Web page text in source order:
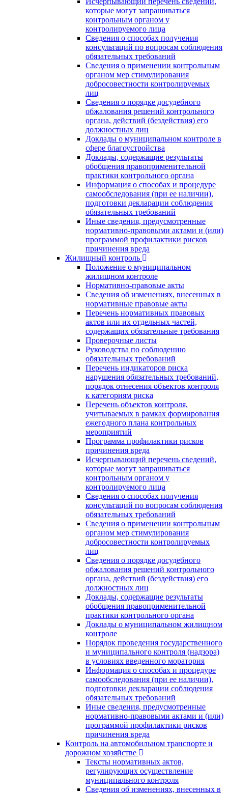
которые могут запрашиваться
контрольным органом у
контролируемого лица
Сведения о способах получения
консультаций по вопросам соблюдения
обязательных требований
Сведения о применении контрольным
органом мер стимулирования
добросовестности контролируемых
лиц
Сведения о порядке досудебного
обжалования решений контрольного
органа, действий (бездействия) его
должностных лиц
Доклады о муниципальном контроле в
сфере благоустройства
Доклады, содержащие результаты
обобщения правоприменительной
практики контрольного органа
Информация о способах и процедуре
самообследования (при ее наличии),
подготовки декларации соблюдения
обязательных требований
Иные сведения, предусмотренные
нормативно-правовыми актами и (или)
программой профилактики рисков
причинения вреда
Жилищный контроль
Положение о муниципальном
жилищном контроле
Нормативно-правовые акты
Сведения об изменениях, внесенных в
нормативные правовые акты
Перечень нормативных правовых
актов или их отдельных частей,
содержащих обязательные требования
Проверочные листы
Руководства по соблюдению
обязательных требований
Перечень индикаторов риска
нарушения обязательных требований,
порядок отнесения объектов контроля
к категориям риска
Перечень объектов контроля,
учитываемых в рамках формирования
ежегодного плана контрольных
мероприятий
Программа профилактики рисков
причинения вреда
Исчерпывающий перечень сведений,
которые могут запрашиваться
контрольным органом у
контролируемого лица
Сведения о способах получения
консультаций по вопросам соблюдения
обязательных требований
Сведения о применении контрольным
органом мер стимулирования
добросовестности контролируемых
лиц
Сведения о порядке досудебного
обжалования решений контрольного
органа, действий (бездействия) его
должностных лиц
Доклады, содержащие результаты
обобщения правоприменительной
практики контрольного органа
Доклады о муниципальном жилищном
контроле
Порядок проведения государственного
и муниципального контроля (надзора)
в условиях введенного моратория
Информация о способах и процедуре
самообследования (при ее наличии),
подготовки декларации соблюдения
обязательных требований
Иные сведения, предусмотренные
нормативно-правовыми актами и (или)
программой профилактики рисков
причинения вреда
Контроль на автомобильном транспорте и
дорожном хозяйстве
Тексты нормативных актов,
регулирующих осуществление
муниципального контроля
Сведения об изменениях, внесенных в